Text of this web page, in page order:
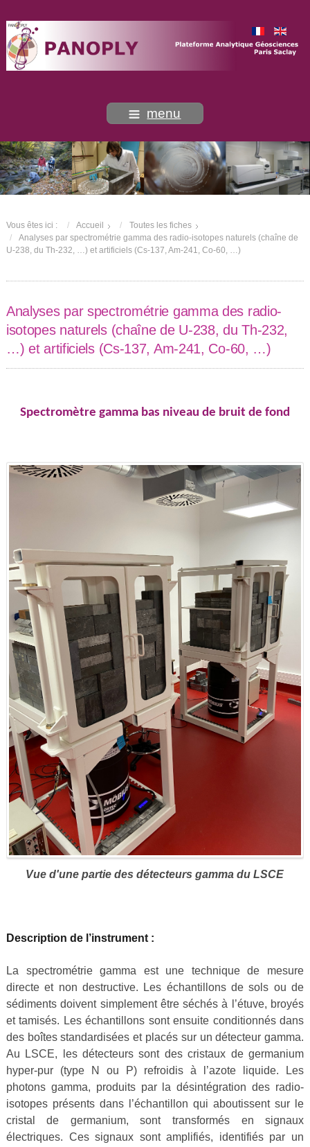
menu
Vous êtes ici : Accueil
Toutes les fiches
Analyses par spectrométrie gamma des radio-isotopes naturels (chaîne de
U-238, du Th-232, …) et artificiels (Cs-137, Am-241, Co-60, …)
Analyses par spectrométrie gamma des radio-
isotopes naturels (chaîne de U-238, du Th-232,
…) et artificiels (Cs-137, Am-241, Co-60, …)
Spectromètre gamma bas niveau de bruit de fond
Vue d'une partie des détecteurs gamma du LSCE
Description de l’instrument :
La spectrométrie gamma est une technique de mesure
directe et non destructive. Les échantillons de sols ou de
sédiments doivent simplement être séchés à l’étuve, broyés
et tamisés. Les échantillons sont ensuite conditionnés dans
des boîtes standardisées et placés sur un détecteur gamma.
Au LSCE, les détecteurs sont des cristaux de germanium
hyper-pur (type N ou P) refroidis à l’azote liquide. Les
photons gamma, produits par la désintégration des radio-
isotopes présents dans l’échantillon qui aboutissent sur le
cristal de germanium, sont transformés en signaux
électriques. Ces signaux sont amplifiés, identifiés par un